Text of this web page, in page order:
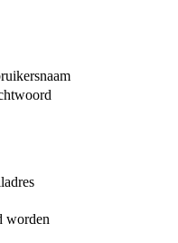
worden